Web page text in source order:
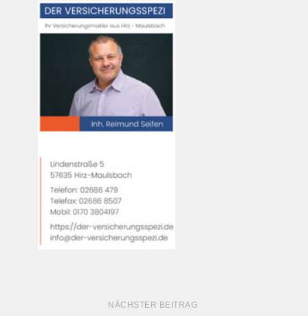
NÄCHSTER BEITRAG